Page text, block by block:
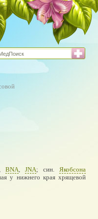
BNA, JNA; син.Якобсона
у нижнего края хрящевой